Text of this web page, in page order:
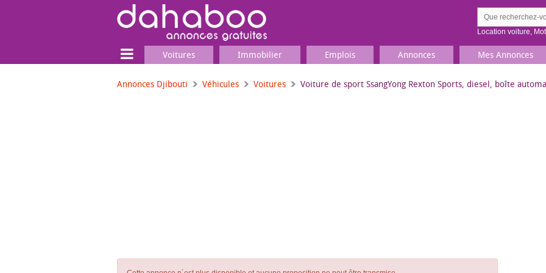
Location voiture,
Voitures Immobilier Emplois Annonces Mes Annonces
Annonces Djibouti Véhicules Voitures Voiture de sport SsangYong Rexton Sports, diesel, boîte